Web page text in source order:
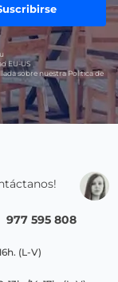
EU-US
sobre nuestra Política de
977 595 808
(L-V)